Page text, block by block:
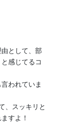
として、部
感じてるコ
われていま
、スッキリと
すよ！